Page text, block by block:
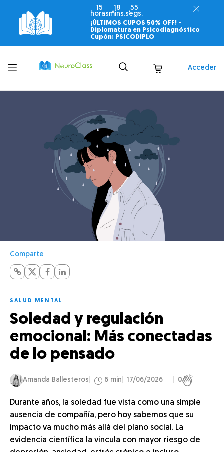
15
horas
18
mins.
54
segs.
¡ÚLTIMOS CUPOS 50% OFF! -
Diplomatura en Psicodiagnóstico
Cupón: PSICODIPLO
Toggle
menu
Acceder
Comparte
SALUD MENTAL
Soledad y regulación
emocional: Más conectadas
de lo pensado
Amanda Ballesteros 6 min 17/06/2026 0
Durante años, la soledad fue vista como una simple
ausencia de compañía, pero hoy sabemos que su
impacto va mucho más allá del plano social. La
evidencia científica la vincula con mayor riesgo de